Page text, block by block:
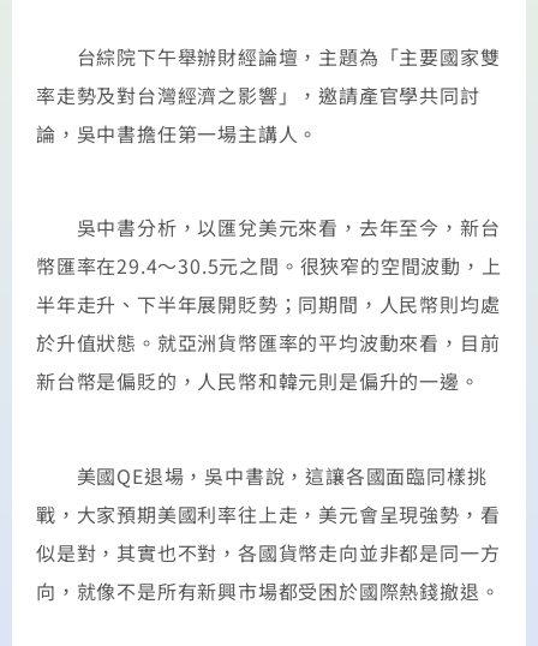
台綜院下午舉辦財經論壇，主題為「主要國家雙
率走勢及對台灣經濟之影響」，邀請產官學共同討
論，吳中書擔任第一場主講人。
吳中書分析，以匯兌美元來看，去年至今，新台
幣匯率在29.4～30.5元之間。很狹窄的空間波動，上
半年走升、下半年展開貶勢；同期間，人民幣則均處
於升值狀態。就亞洲貨幣匯率的平均波動來看，目前
新台幣是偏貶的，人民幣和韓元則是偏升的一邊。
美國QE退場，吳中書說，這讓各國面臨同樣挑
戰，大家預期美國利率往上走，美元會呈現強勢，看
似是對，其實也不對，各國貨幣走向並非都是同一方
向，就像不是所有新興市場都受困於國際熱錢撤退。